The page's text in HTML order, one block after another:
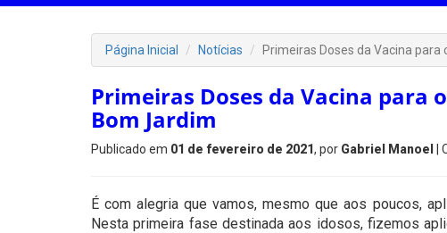
Página Inicial Notícias Primeiras Doses da Vacina
Primeiras Doses da Vacina para
Bom Jardim
Publicado em 01 de fevereiro de 2021, por Gabriel Manoel |
É com alegria que vamos, mesmo que aos poucos,
Nesta primeira fase destinada aos idosos, fizemos